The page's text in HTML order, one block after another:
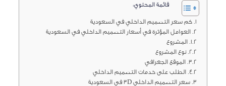
قائمة المحتوي:
كم سعر التصميم الداخلي في السعودية
العوامل المؤثرة في أسعار التصميم الداخلي في السعودية
المشروع
نوع المشروع
الموقع الجغرافي
الطلب على خدمات التصميم الداخلي
سعر التصميم الداخلي 3D في السعودية